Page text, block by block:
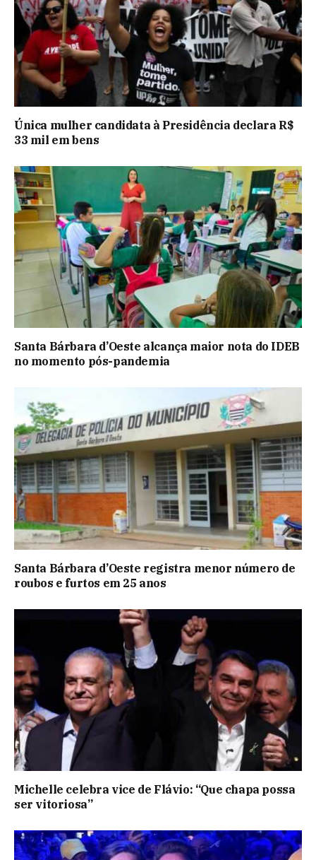
Única mulher candidata à Presidência declara R$
33 mil em bens
Santa Bárbara d’Oeste alcança maior nota do IDEB
no momento pós-pandemia
Santa Bárbara d’Oeste registra menor número de
roubos e furtos em 25 anos
Michelle celebra vice de Flávio: “Que chapa possa
ser vitoriosa”